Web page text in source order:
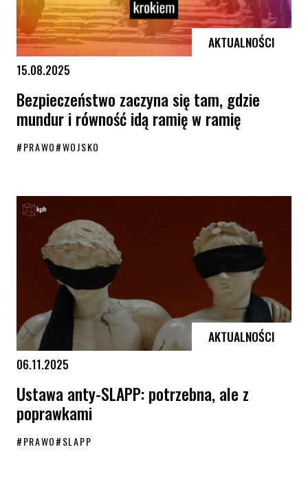
AKTUALNOŚCI
15.08.2025
Bezpieczeństwo zaczyna się tam, gdzie
mundur i równość idą ramię w ramię
#PRAWO#WOJSKO
AKTUALNOŚCI
06.11.2025
Ustawa anty-SLAPP: potrzebna, ale z
poprawkami
#PRAWO#SLAPP